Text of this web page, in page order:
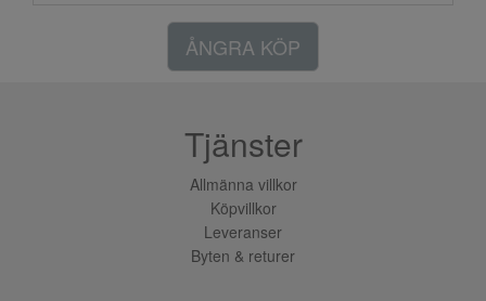
ÅNGRA KÖP
Tjänster
Allmänna villkor
Köpvillkor
Leveranser
Byten & returer